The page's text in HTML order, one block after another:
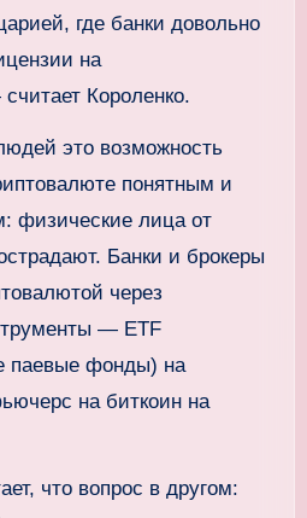
где банки довольно
на
Короленко.
это возможность
понятным и
физические лица от
Банки и брокеры
через
— ETF
паевые фонды) на
на биткоин на
что вопрос в другом: